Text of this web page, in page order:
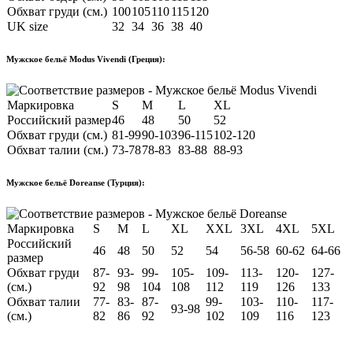
Обхват груди (см.) 100105110115120
UK size
32 34 36 38 40
Мужское бельё Modus Vivendi (Греция):
Маркировка S M L
XL
Российский размер46 48 50
52
Обхват груди (см.) 81-9990-10396-115102-120
Обхват талии (см.) 73-7878-83 83-88 88-93
Мужское бельё Doreanse (Турция):
Маркировка S M L XL XXL 3XL 4XL
5XL
Российский
размер
46 48 50 52 54 56-58 60-62 64-66
Обхват груди
(см.)
87-
92
93-
98
99-
104
105-
108
109-
112
113-
119
120-
126
127-
133
Обхват талии
(см.)
77-
82
83-
86
87-
92
93-98
99-
102
103-
109
110-
116
117-
123